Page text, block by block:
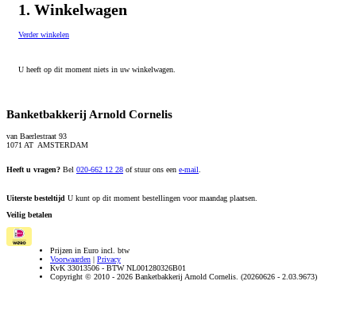
1. Winkelwagen
Verder winkelen
U heeft op dit moment niets in uw winkelwagen.
Banketbakkerij Arnold Cornelis
van Baerlestraat 93
1071 AT AMSTERDAM
Heeft u vragen? Bel 020-662 12 28 of stuur ons een e-mail
Uiterste besteltijd U kunt op dit moment bestellingen voor maandag plaatsen.
Veilig betalen
Prijzen in Euro incl. btw
Voorwaarden | Privacy
KvK 33013506 - BTW NL001280326B01
Copyright © 2010 - 2026 Banketbakkerij Arnold Cornelis. (20260626 - 2.03.9673)